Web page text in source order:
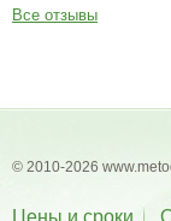
Все отзывы
© 2010-2026
Цены и сроки